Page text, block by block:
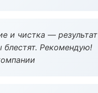
и чистка — результат
блестят. Рекомендую!